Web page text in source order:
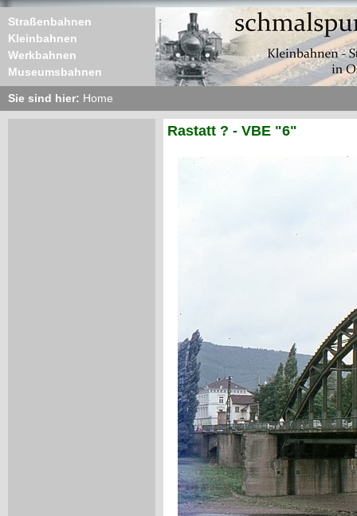
Straßenbahnen
Kleinbahnen
Werkbahnen
Museumsbahnen
Sie sind hier: Home
Rastatt ? - VBE "6"